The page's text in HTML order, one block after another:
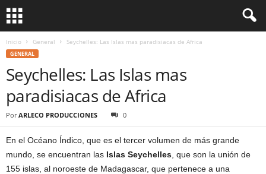
Inicio General Seychelles: Las Islas mas paradisiacas de Africa
GENERAL
Seychelles: Las Islas mas
paradisiacas de Africa
Por ARLECO PRODUCCIONES 0
En el Océano Índico, que es el tercer volumen de más grande
mundo, se encuentran las Islas Seychelles , que son la unión de
155 islas, al noroeste de Madagascar, que pertenece a una